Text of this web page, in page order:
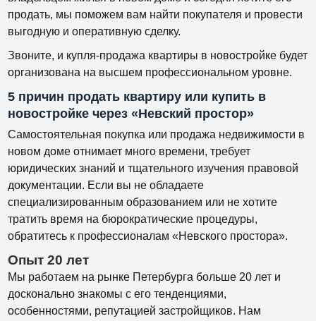
продать, мы поможем вам найти покупателя и провести
выгодную и оперативную сделку.
Звоните, и купля-продажа квартиры в новостройке будет
организована на высшем профессиональном уровне.
5 причин продать квартиру или купить в
новостройке через «Невский простор»
Самостоятельная покупка или продажа недвижимости в
новом доме отнимает много времени, требует
юридических знаний и тщательного изучения правовой
документации. Если вы не обладаете
специализированным образованием или не хотите
тратить время на бюрократические процедуры,
обратитесь к профессионалам «Невского простора».
Опыт 20 лет
Мы работаем на рынке Петербурга больше 20 лет и
досконально знакомы с его тенденциями,
особенностями, репутацией застройщиков. Нам